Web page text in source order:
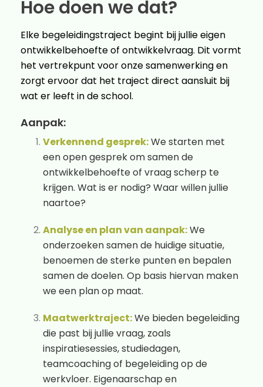
Hoe doen we dat?
Elke begeleidingstraject begint bij jullie eigen
ontwikkelbehoefte of ontwikkelvraag. Dit vormt
het vertrekpunt voor onze samenwerking en
zorgt ervoor dat het traject direct aansluit bij
wat er leeft in de school.
Aanpak:
Verkennend gesprek:We starten met
een open gesprek om samen de
ontwikkelbehoefte of vraag scherp te
krijgen. Wat is er nodig? Waar willen jullie
naartoe?
Analyse en plan van aanpak:We
onderzoeken samen de huidige situatie,
benoemen de sterke punten en bepalen
samen de doelen. Op basis hiervan maken
we een plan op maat.
Maatwerktraject:We bieden begeleiding
die past bij jullie vraag, zoals
inspiratiesessies, studiedagen,
teamcoaching of begeleiding op de
werkvloer. Eigenaarschap en